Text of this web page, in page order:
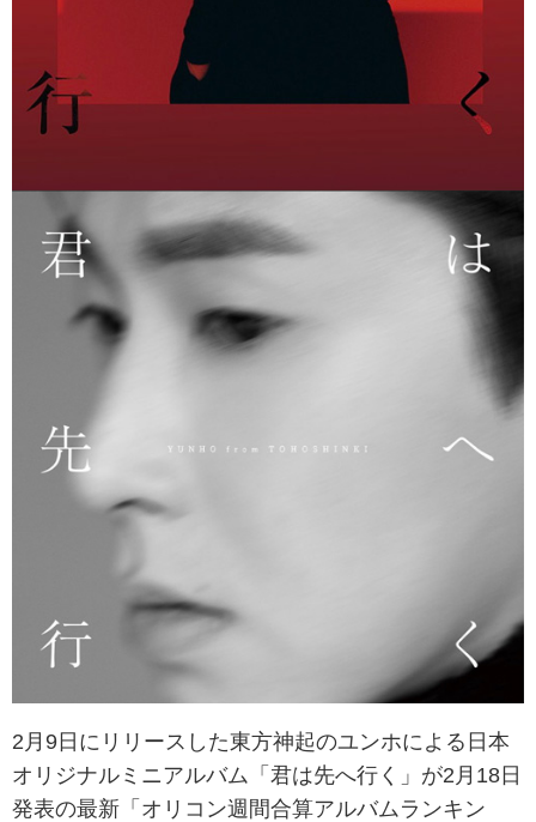
2月9日にリリースした東方神起のユンホによる日本
オリジナルミニアルバム「君は先へ行く」が2月18日
発表の最新「オリコン週間合算アルバムランキン